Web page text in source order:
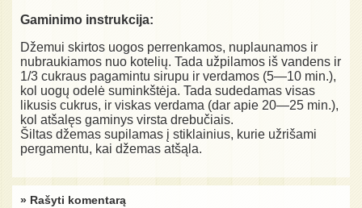
Gaminimo instrukcija:
Džemui skirtos uogos perrenkamos, nuplaunamos ir
nubraukiamos nuo kotelių. Tada užpilamos iš vandens ir
1/3 cukraus pagamintu sirupu ir verdamos (5—10 min.),
kol uogų odelė suminkštėja. Tada sudedamas visas
likusis cukrus, ir viskas verdama (dar apie 20—25 min.),
kol atšalęs gaminys virsta drebučiais.
Šiltas džemas supilamas į stiklainius, kurie užrišami
pergamentu, kai džemas atšąla.
» Rašyti komentarą